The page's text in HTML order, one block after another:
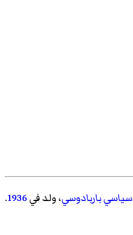
سياسيباربادوسي، ولد في1936
.